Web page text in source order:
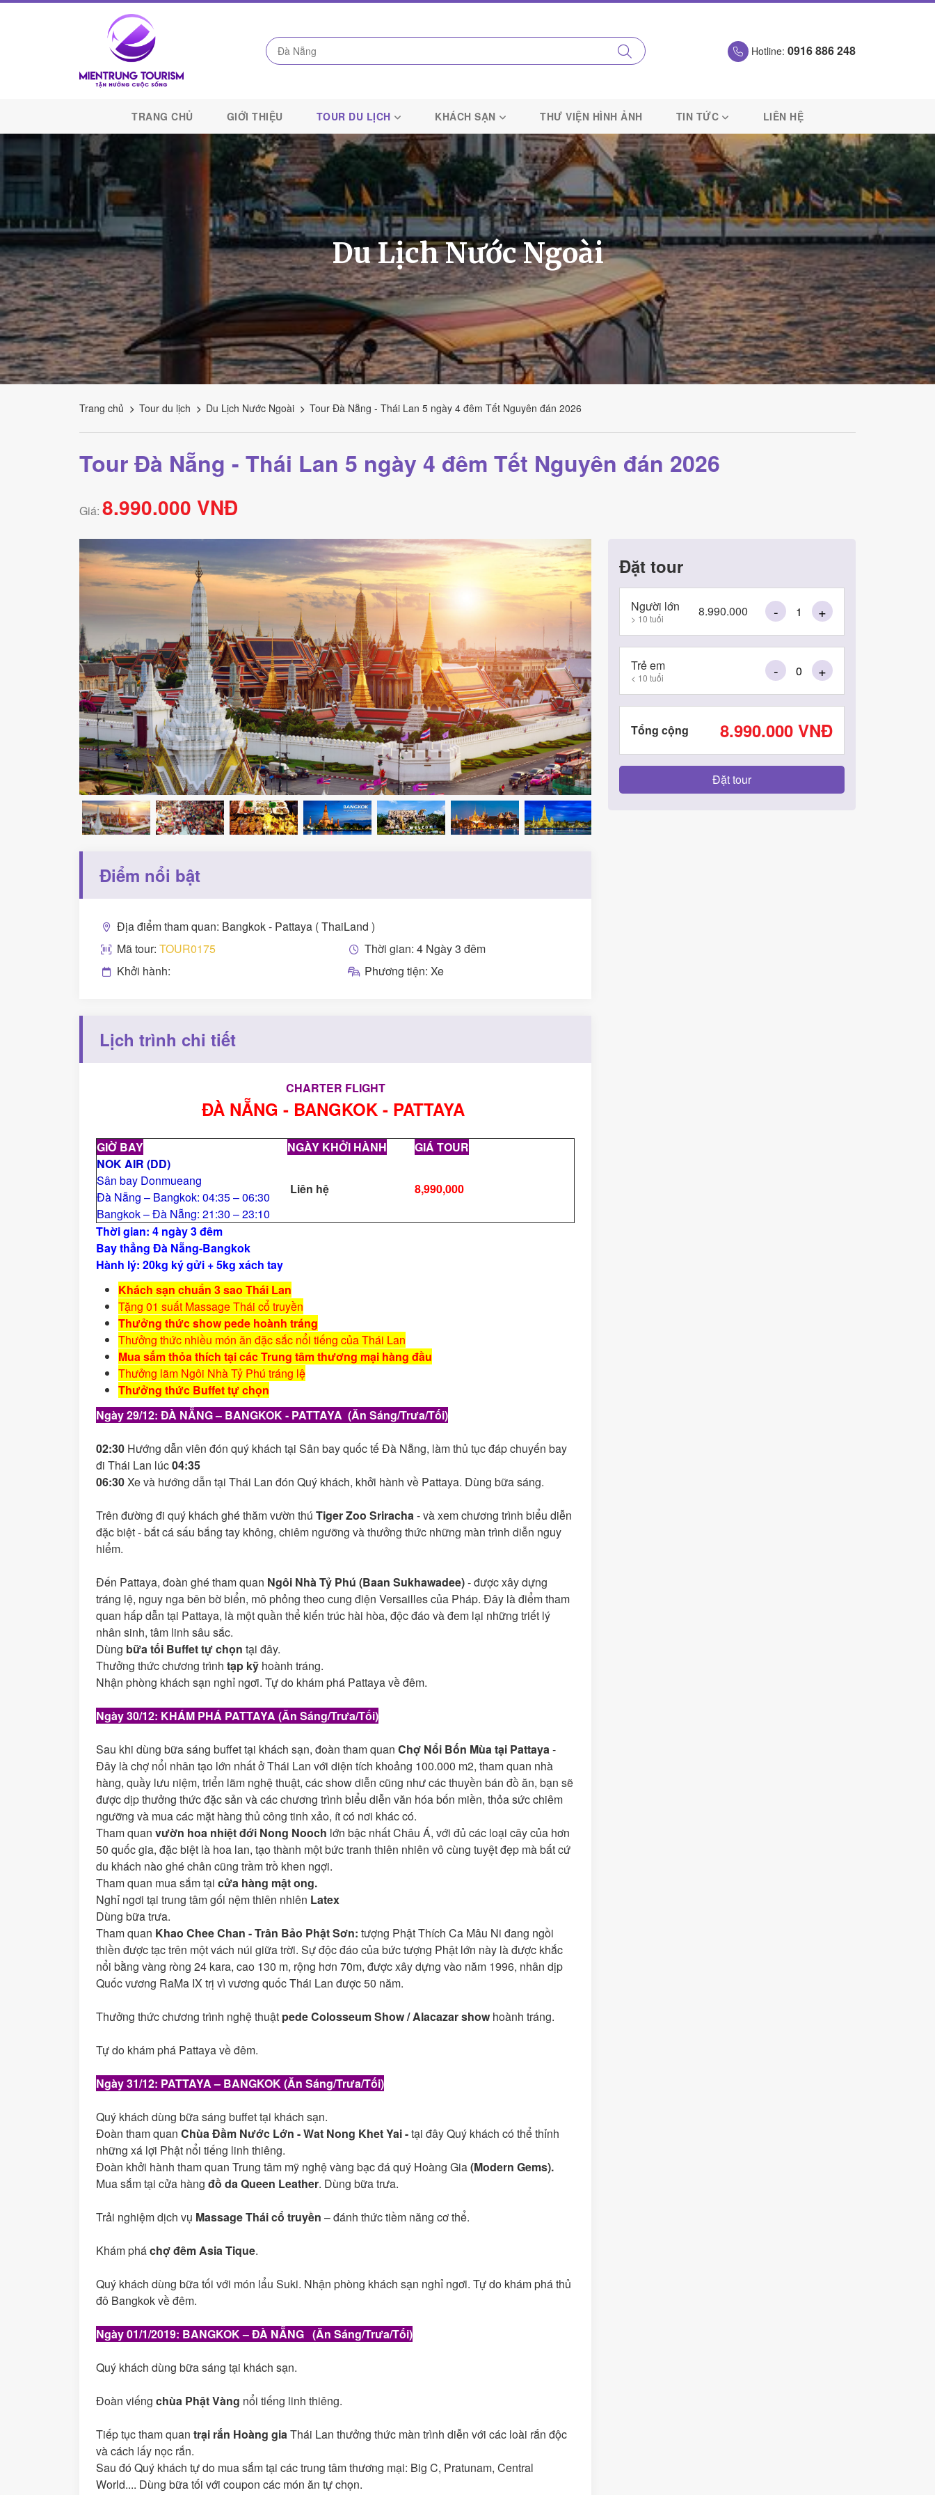
Lịch
Kết
Nối
Miền
Trung
-
Miền
Trung
Tourism
Hotline: 0916 886 248
TRANG CHỦ GIỚI THIỆU TOUR DU LỊCH KHÁCH SẠN THƯ VIỆN HÌNH ẢNH TIN TỨC LIÊN HỆ
Du Lịch Nước Ngoài
Trang chủ Tour du lịch Du Lịch Nước Ngoài Tour Đà Nẵng - Thái Lan 5 ngày 4 đêm Tết Nguyên đán 2026
Tour Đà Nẵng - Thái Lan 5 ngày 4 đêm Tết Nguyên đán 2026
Giá: 8.990.000 VNĐ
Điểm nổi bật
Địa điểm tham quan: Bangkok - Pattaya ( ThaiLand )
Mã tour: TOUR0175
Thời gian: 4 Ngày 3 đêm
Khởi hành:
Phương tiện: Xe
Lịch trình chi tiết
CHARTER FLIGHT
ĐÀ NẴNG - BANGKOK - PATTAYA
GIỜ BAY NGÀY KHỞI HÀNH
GIÁ TOUR
NOK AIR (DD)
Sân bay Donmueang
Đà Nẵng – Bangkok: 04:35 – 06:30
Bangkok – Đà Nẵng: 21:30 – 23:10
Liên hệ 8,990,000
Thời gian: 4 ngày 3 đêm
Bay thẳng Đà Nẵng-Bangkok
Hành lý: 20kg ký gửi + 5kg xách tay
Khách sạn chuẩn 3 sao Thái Lan
Tặng 01 suất Massage Thái cổ truyền
Thưởng thức show pede hoành tráng
Thưởng thức nhiều món ăn đặc sắc nổi tiếng của Thái Lan
Mua sắm thỏa thích tại các Trung tâm thương mại hàng đầu
Thưởng lãm Ngôi Nhà Tỷ Phú tráng lệ
Thưởng thức Buffet tự chọn
Ngày29/12: ĐÀ NẴNG – BANGKOK - PATTAYA (Ăn Sáng/Trưa/Tối)
02:30 Hướng dẫn viên đón quý khách tại Sân bay quốc tế Đà Nẵng, làm thủ tục đáp chuyến bay
đi Thái Lan lúc04:35
06:30Xe và hướng dẫn tại Thái Lan đón Quý khách, khởi hành về Pattaya. Dùng bữa sáng.
Trên đường đi quý khách ghé thăm vườn thú Tiger Zoo Sriracha - và xem chương trình biểu diễn
đặc biệt - bắt cá sấu bắng tay không, chiêm ngưỡng và thưởng thức những màn trình diễn nguy
hiểm.
Đến Pattaya, đoàn ghé tham quan Ngôi Nhà Tỷ Phú (Baan Sukhawadee)- được xây dựng
tráng lệ, nguy nga bên bờ biển, mô phỏng theo cung điện Versailles của Pháp. Đây là điểm tham
quan hấp dẫn tại Pattaya, là một quần thể kiến trúc hài hòa, độc đáo và đem lại những triết lý
nhân sinh, tâm linh sâu sắc.
Dùng bữa tối Buffet tự chọn tại đây.
Thưởng thức chương trình tạp kỹ hoành tráng.
Nhận phòng khách sạn nghỉ ngơi. Tự do khám phá Pattaya về đêm.
Ngày30/12: KHÁM PHÁ PATTAYA (Ăn Sáng/Trưa/Tối)
Sau khi dùng bữa sáng buffet tại khách sạn, đoàn tham quan Chợ Nổi Bốn Mùa tại Pattaya -
Đây là chợ nổi nhân tạo lớn nhất ở Thái Lan với diện tích khoảng 100.000 m2, tham quan nhà
hàng, quầy lưu niệm, triển lãm nghệ thuật, các show diễn cũng như các thuyền bán đồ ăn, bạn sẽ
được dịp thưởng thức đặc sản và các chương trình biểu diễn văn hóa bốn miền, thỏa sức chiêm
ngưỡng và mua các mặt hàng thủ công tinh xảo, ít có nơi khác có.
Tham quan vườn hoa nhiệt đới Nong Nooch lớn bậc nhất Châu Á, với đủ các loại cây của hơn
50 quốc gia, đặc biệt là hoa lan, tạo thành một bức tranh thiên nhiên vô cùng tuyệt đẹp mà bất cứ
du khách nào ghé chân cũng trầm trồ khen ngợi.
Tham quan mua sắm tại cửa hàng mật ong.
Nghỉ ngơi tại trung tâm gối nệm thiên nhiên Latex
Dùng bữa trưa.
Tham quan Khao Chee Chan - Trân Bảo Phật Sơn: tượng Phật Thích Ca Mâu Ni đang ngồi
thiền được tạc trên một vách núi giữa trời. Sự độc đáo của bức tượng Phật lớn này là được khắc
nổi bằng vàng ròng 24 kara, cao 130 m, rộng hơn 70m, được xây dựng vào năm 1996, nhân dịp
Quốc vương RaMa IX trị vì vương quốc Thái Lan được 50 năm.
Thưởng thức chương trình nghệ thuật pedeColosseum Show / Alacazar show hoành tráng.
Tự do khám phá Pattaya về đêm.
Ngày31/12: PATTAYA – BANGKOK (Ăn Sáng/Trưa/Tối)
Quý khách dùng bữa sáng buffet tại khách sạn.
Đoàn tham quan Chùa Đầm Nước Lớn - Wat Nong Khet Yai-tại đây Quý khách có thể thỉnh
những xá lợi Phật nổi tiếng linh thiêng.
Đoàn khởi hành tham quan Trung tâm mỹ nghệ vàng bạc đá quý Hoàng Gia(Modern Gems).
Mua sắm tại cửa hàng đồ da Queen Leather. Dùng bữa trưa.
Trải nghiệm dịch vụ Massage Thái cổ truyền – đánh thức tiềm năng cơ thể.
Khám pháchợ đêm Asia Tique.
Quý khách dùng bữa tối với món lẩu Suki. Nhận phòng khách sạn nghỉ ngơi. Tự do khám phá thủ
đô Bangkok về đêm.
Ngày 01/1/2019: BANGKOK – ĐÀ NẴNG (Ăn Sáng/Trưa/Tối)
Quý khách dùng bữa sáng tại khách sạn.
Đoàn viếng chùa Phật Vàng nổi tiếng linh thiêng.
Tiếp tục tham quan trại rắn Hoàng gia Thái Lan thưởng thức màn trình diễn với các loài rắn độc
và cách lấy nọc rắn.
Sau đó Quý khách tự do mua sắm tại các trung tâm thương mại: Big C, Pratunam, Central
World.... Dùng bữa tối với coupon các món ăn tự chọn.
Đặt tour
Người lớn
> 10 tuổi 8.990.000 - +
Trẻ em
< 10 tuổi - +
Tổng cộng 8.990.000 VNĐ